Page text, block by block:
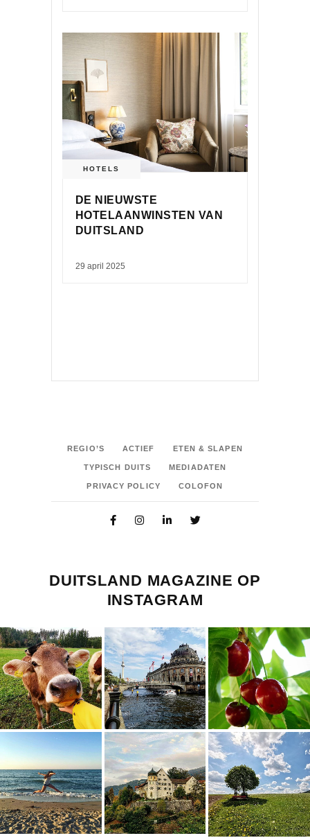
HOTELS
DE NIEUWSTE
HOTELAANWINSTEN VAN
DUITSLAND
29 april 2025
REGIO’S ACTIEF ETEN & SLAPEN
TYPISCH DUITS MEDIADATEN
PRIVACY POLICY COLOFON
DUITSLAND MAGAZINE OP
INSTAGRAM